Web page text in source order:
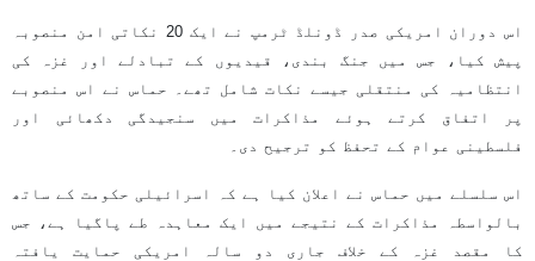
اس دوران امریکی صدر ڈونلڈ ٹرمپ نے ایک 20 نکاتی امن منصوبہ
پیش کیا، جس میں جنگ بندی، قیدیوں کے تبادلے اور غزہ کی
انتظامیہ کی منتقلی جیسے نکات شامل تھے۔ حماس نے اس منصوبے
پر اتفاق کرتے ہوئے مذاکرات میں سنجیدگی دکھائی اور
فلسطینی عوام کے تحفظ کو ترجیح دی۔
اس سلسلے میں حماس نے اعلان کیا ہے کہ اسرائیلی حکومت کے ساتھ
بالواسطہ مذاکرات کے نتیجے میں ایک معاہدہ طے پاگیا ہے، جس
کا مقصد غزہ کے خلاف جاری دو سالہ امریکی حمایت یافتہ